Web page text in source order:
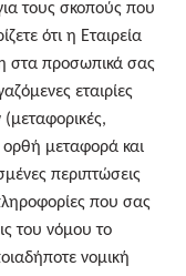
τους σκοπούς που
ότι η Εταιρεία
στα προσωπικά σας
εταιρίες
ορθή μεταφορά και
περιπτώσεις
που σας
του νόμου το
νομική